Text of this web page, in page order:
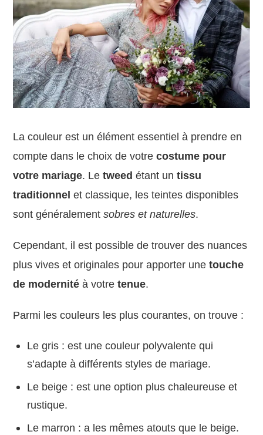
La couleur est un élément essentiel à prendre en
compte dans le choix de votrecostume pour
votre mariage. Letweedétant untissu
traditionnel et classique, les teintes disponibles
sont généralementsobres et naturelles.
Cependant, il est possible de trouver des nuances
plus vives et originales pour apporter unetouche
de modernité à votretenue.
Parmi les couleurs les plus courantes, on trouve :
Le gris : est une couleur polyvalente qui
s’adapte à différents styles de mariage.
Le beige : est une option plus chaleureuse et
rustique.
Le marron : a les mêmes atouts que le beige.